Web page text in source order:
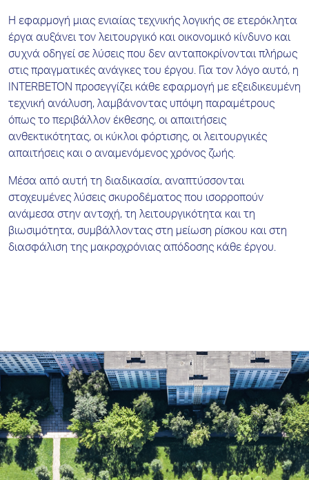
Η εφαρμογή μιας ενιαίας τεχνικής λογικής σε ετερόκλητα
έργα αυξάνει τον λειτουργικό και οικονομικό κίνδυνο και
συχνά οδηγεί σε λύσεις που δεν ανταποκρίνονται πλήρως
στις πραγματικές ανάγκες του έργου. Για τον λόγο αυτό, η
INTERBETON προσεγγίζει κάθε εφαρμογή με εξειδικευμένη
τεχνική ανάλυση, λαμβάνοντας υπόψη παραμέτρους
όπως το περιβάλλον έκθεσης, οι απαιτήσεις
ανθεκτικότητας, οι κύκλοι φόρτισης, οι λειτουργικές
απαιτήσεις και ο αναμενόμενος χρόνος ζωής.
Μέσα από αυτή τη διαδικασία, αναπτύσσονται
στοχευμένες λύσεις σκυροδέματος που ισορροπούν
ανάμεσα στην αντοχή, τη λειτουργικότητα και τη
βιωσιμότητα, συμβάλλοντας στη μείωση ρίσκου και στη
διασφάλιση της μακροχρόνιας απόδοσης κάθε έργου.